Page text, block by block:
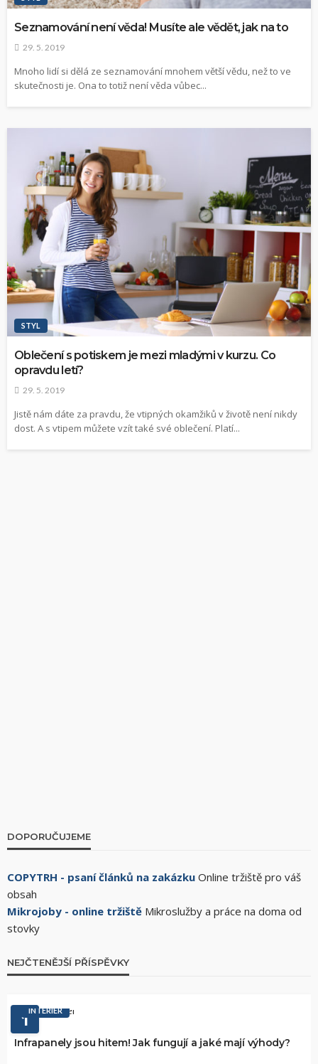
Seznamování není věda! Musíte ale vědět, jak na to
29. 5. 2019
Mnoho lidí si dělá ze seznamování mnohem větší vědu, než to ve
skutečnosti je. Ona to totiž není věda vůbec...
STYL
Oblečení s potiskem je mezi mladými v kurzu. Co
opravdu letí?
29. 5. 2019
Jistě nám dáte za pravdu, že vtipných okamžiků v životě není nikdy
dost. A s vtipem můžete vzít také své oblečení. Platí...
DOPORUČUJEME
COPYTRH - psaní článků na zakázku Online tržiště pro váš
obsah
Mikrojoby - online tržiště Mikroslužby a práce na doma od
stovky
NEJČTENĚJŠÍ PŘÍSPĚVKY
1INTERIÉR
Infrapanely jsou hitem! Jak fungují a jaké mají výhody?